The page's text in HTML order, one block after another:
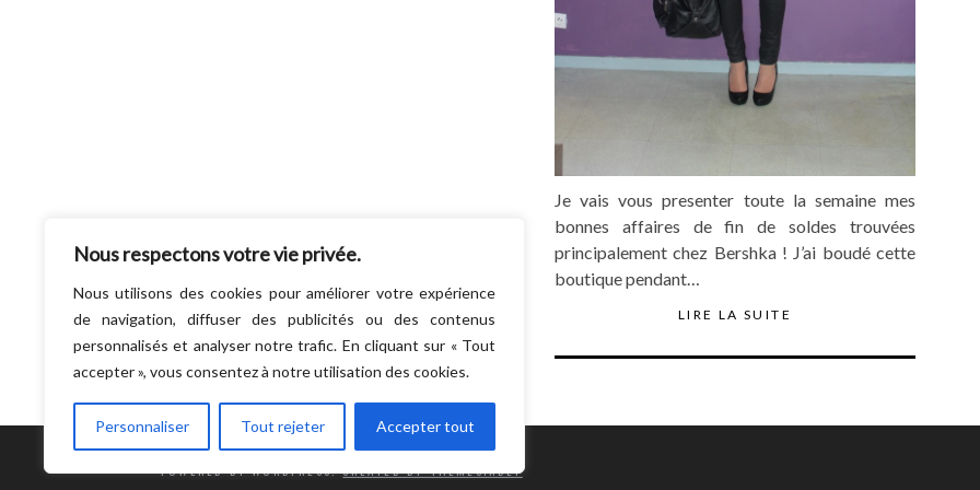
Nous respectons votre vie privée.
Nous utilisons des cookies pour améliorer votre expérience
de navigation, diffuser des publicités ou des contenus
personnalisés et analyser notre trafic. En cliquant sur « Tout
accepter », vous consentez à notre utilisation des cookies.
Personnaliser Tout rejeter Accepter tout
Je vais vous presenter toute la semaine mes
bonnes affaires de fin de soldes trouvées
principalement chez Bershka ! J’ai boudé cette
boutique pendant…
LIRE LA SUITE
POWERED BY WORDPRESS.CREATED BY THEMESINDEP